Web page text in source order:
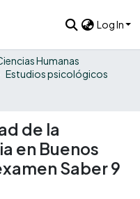
Log In
Humanas
Estudios psicológicos
de la
en Buenos
Saber 9